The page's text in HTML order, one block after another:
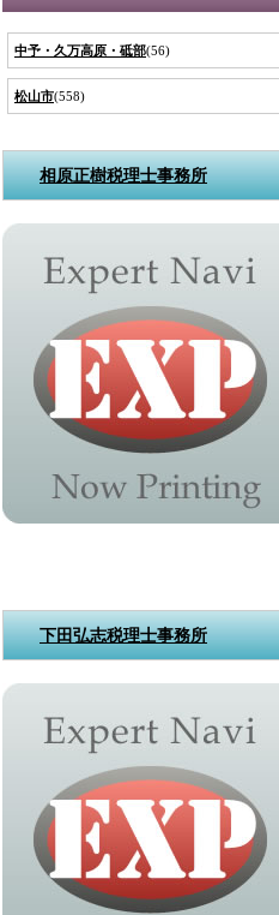
中予・久万高原・砥部(56)
松山市(558)
相原正樹税理士事務所
下田弘志税理士事務所